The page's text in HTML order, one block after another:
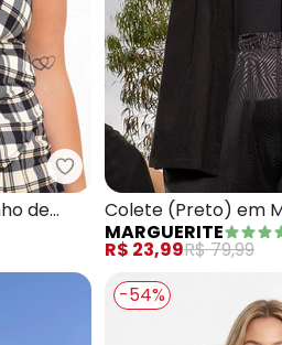
Matelassê
Marguerite - Colete
de
Colete (Preto) em
MARGUERITE
R$ 23,99R$ 79,99
-54%